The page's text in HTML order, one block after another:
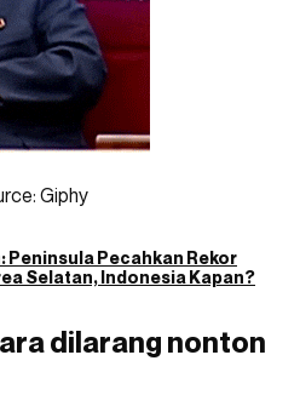
Giphy
Peninsula Pecahkan Rekor
Selatan, Indonesia Kapan?
dilarang nonton